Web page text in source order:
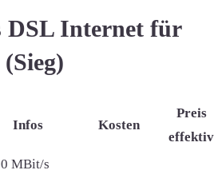
DSL Internet für
Infos Kosten
Preis
effektiv
MBit/s